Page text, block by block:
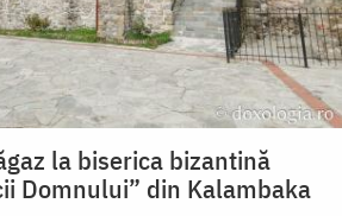
la biserica bizantină
Domnului” din Kalambaka